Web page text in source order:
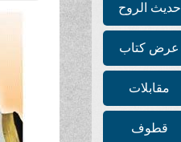
حديث الروح
عرض كتاب
مقابلات
قطوف